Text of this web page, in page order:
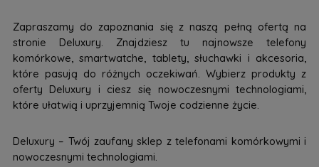
Zapraszamy do zapoznania się z naszą pełną ofertą na
stronie Deluxury. Znajdziesz tu najnowsze telefony
komórkowe, smartwatche, tablety, słuchawki i akcesoria,
które pasują do różnych oczekiwań. Wybierz produkty z
oferty Deluxury i ciesz się nowoczesnymi technologiami,
które ułatwią i uprzyjemnią Twoje codzienne życie.
Deluxury – Twój zaufany sklep z telefonami komórkowymi i
nowoczesnymi technologiami.